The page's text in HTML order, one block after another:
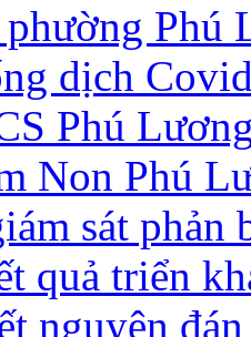
Phú
dịch
Phú
Non Phú
sát phản
quả triển
nguyên